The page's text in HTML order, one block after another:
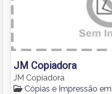
JM Copiadora
JM Copiadora
Cópias e Impressão